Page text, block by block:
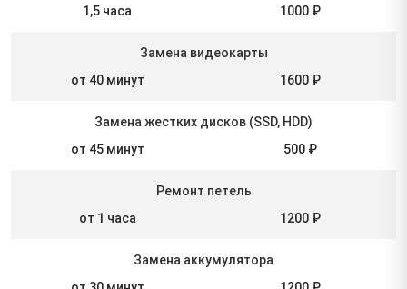
1,5 часа
1000 ₽
Замена видеокарты
от 40 минут
1600 ₽
Замена жестких дисков (SSD, HDD)
от 45 минут
500 ₽
Ремонт петель
от 1 часа
1200 ₽
Замена аккумулятора